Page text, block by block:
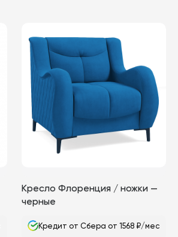
Кресло Флоренция / ножки —
черные
Кредит от Сбера от 1568 ₽/мес